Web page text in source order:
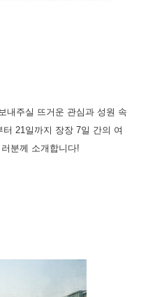
내주실 뜨거운 관심과 성원 속
21일까지 장장 7일 간의 여
러분께 소개합니다!